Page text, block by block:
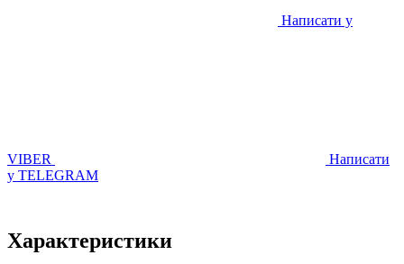
Написати у
VIBER
Написати
у TELEGRAM
Характеристики